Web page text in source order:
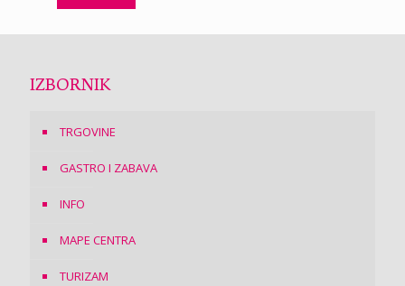
IZBORNIK
TRGOVINE
GASTRO I ZABAVA
INFO
MAPE CENTRA
TURIZAM